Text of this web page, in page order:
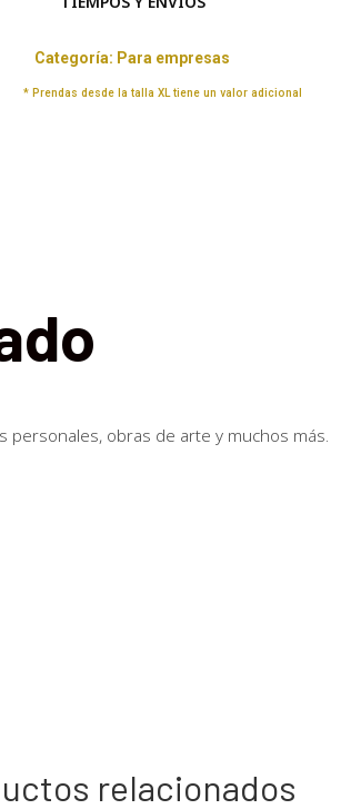
Categoría: Para empresas
* Prendas desde la talla XL tiene un valor adicional
obras de arte y muchos más.
relacionados